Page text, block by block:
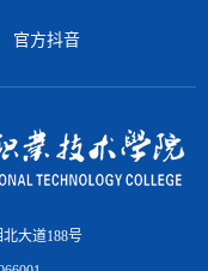
官方抖音
大道188号